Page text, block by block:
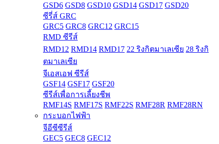
GSD6 GSD8 GSD10 GSD14 GSD17 GSD20
ซีรี่ส์ GRC
GRC5 GRC8 GRC12 GRC15
RMD ซีรีส์
RMD12 RMD14 RMD17 22 ริงกิตมาเลเซีย 28 ริงกิ
ตมาเลเซีย
จีเอสเอฟ ซีรีส์
GSF14 GSF17 GSF20
ซีรีส์เพื่อการเลี้ยงชีพ
RMF14S RMF17S RMF22S RMF28R RMF28RN
กระบอกไฟฟ้า
จีอีซีซีรีส์
GEC5 GEC8 GEC12